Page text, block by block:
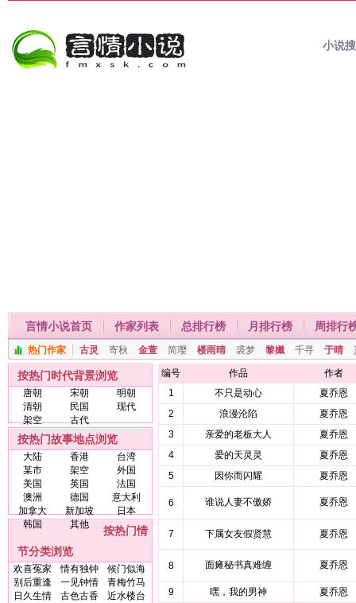
小说
言情小说首页 作家列表 总排行榜 月排行榜 周排行
热门作家 古灵 寄秋 金萱 简璎 楼雨晴 裘梦 黎孅 千寻 于晴
按热门时代背景浏览
唐朝 宋朝
明朝
清朝
民国
现代
架空
古代
按热门故事地点浏览
大陆 香港
台湾
某市
架空
外国
美国
英国
法国
澳洲
德国
意大利
加拿大
新加坡
日本
韩国
其他
按热门情
节分类浏览
欢喜冤家 情有独钟
候门似海
别后重逢
一见钟情
青梅竹马
日久生情
古色古香
近水楼台
编号 作品
作者
1
不只是动心
夏乔恩
2
浪漫沦陷
夏乔恩
3
亲爱的老板大人
夏乔恩
4
爱的天灵灵
夏乔恩
5
因你而闪耀 夏乔恩
6 谁说人妻不傲娇 夏乔恩
7 下属女友假贤慧 夏乔恩
8 面瘫秘书真难缠 夏乔恩
9 嘿，我的男神
夏乔恩